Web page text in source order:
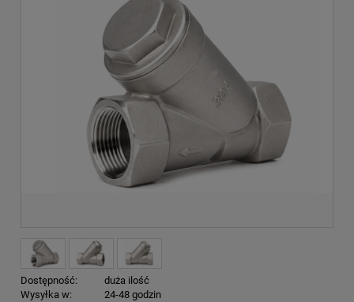
Dostępność:
duża ilość
Wysyłka w:
24-48 godzin